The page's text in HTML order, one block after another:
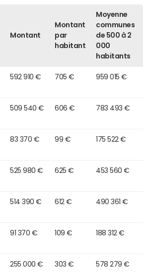
Montant
Montant
par
habitant
Moyenne
communes
de 500 à 2
000
habitants
592 910 € 705 € 959 015 €
509 540 € 606 € 783 493 €
83 370 € 99 € 175 522 €
525 980 € 625 € 453 560 €
514 390 € 612 € 490 361 €
91 370 € 109 € 188 312 €
255 000 € 303 € 578 279 €